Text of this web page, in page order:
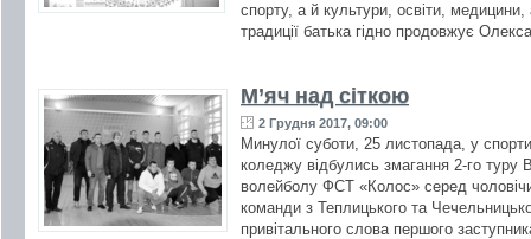
спорту, а й культури, освіти,
традиції батька гідно продовжує
М’яч над сіткою
2 Грудня 2017, 09:00
Минулої суботи, 25 листопада, у
коледжу відбулись змагання 2-го туру
волейболу ФСТ «Колос» серед
команди з Теплицького та
привітального слова першого